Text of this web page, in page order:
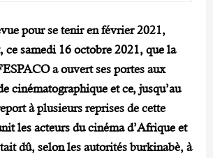
pour se tenir en février 2021,
ce samedi 16 octobre 2021, que la
a ouvert ses portes aux
cinématographique et ce, jusqu’au
à plusieurs reprises de cette
les acteurs du cinéma d’Afrique et
dû, selon les autorités burkinabè, à